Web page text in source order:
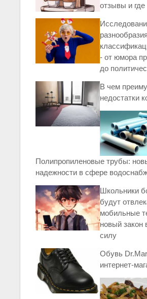
отзывы и где
- от юмора
до
В чем
недостатки
Полипропиленовые трубы:
надежности в сфере
Школьники
будут
мобильные
новый закон
силу
Обувь
интернет-